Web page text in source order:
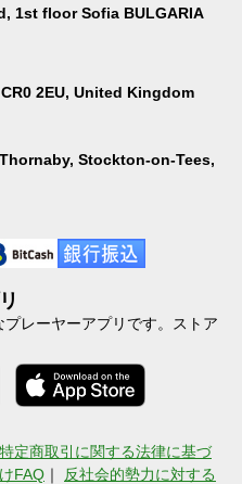
1st floor Sofia BULGARIA
2EU, United Kingdom
Stockton-on-Tees,
レーヤーアプリです。ストア
特定商取引に関する法律に基づ
FAQ ｜ 反社会的勢力に対する